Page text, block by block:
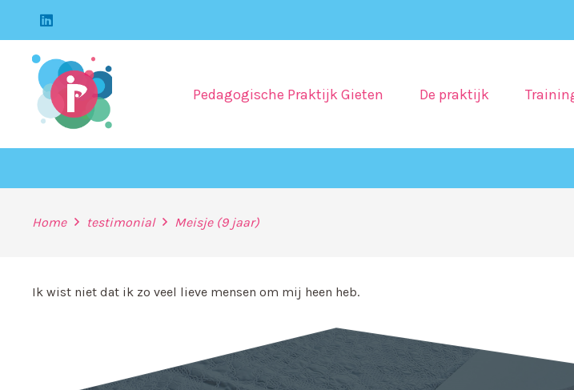
Pedagogische Praktijk Gieten De praktijk
Home testimonial Meisje (9 jaar)
Ik wist niet dat ik zo veel lieve mensen om mij heen heb.